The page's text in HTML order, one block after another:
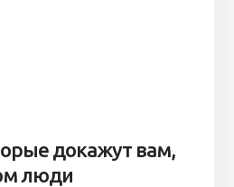
докажут вам,
люди